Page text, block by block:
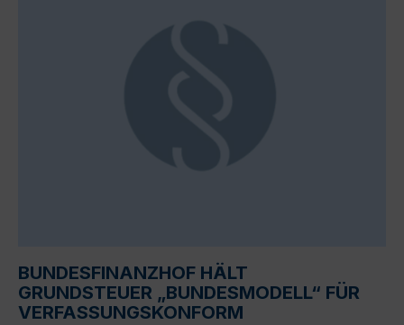
BUNDESFINANZHOF HÄLT
GRUNDSTEUER „BUNDESMODELL“ FÜR
VERFASSUNGSKONFORM